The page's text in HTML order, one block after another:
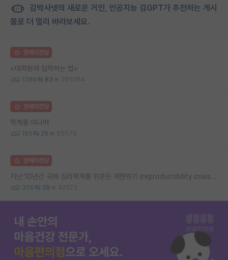
김박사넷의 새로운 거인, 인공지능 김GPT가 추천하는 게시
물로 더 멀리 바라보세요.
명예의전당
<대학원에 입학하는 법>
1388 83 295054
명예의전당
학계를 떠나며
185 25 85578
명예의전당
지난 10년간 국제 심리학계를 뒤흔든 재현위기 (reproductibility crisis) 요약 (1편)
306 28 42923